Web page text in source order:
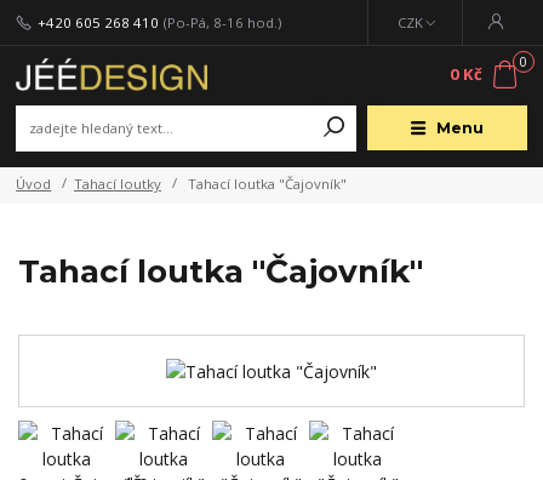
Menu
CZK
+420 605 268 410 (Po-Pá, 8-16 hod.)
0
0 Kč
Úvod Tahací loutky Tahací loutka "Čajovník"
Tahací loutka "Čajovník"